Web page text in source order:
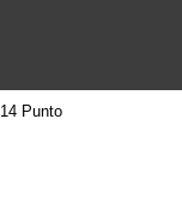
14 Punto